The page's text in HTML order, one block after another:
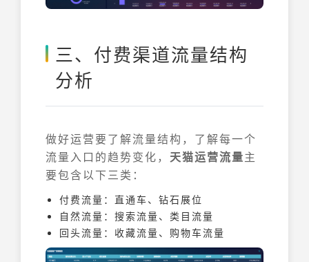
三、付费渠道流量结构
分析
做好运营要了解流量结构，了解每一个
流量入口的趋势变化， 天猫运营流量主
要包含以下三类：
付费流量：直通车、钻石展位
自然流量：搜索流量、类目流量
回头流量：收藏流量、购物车流量